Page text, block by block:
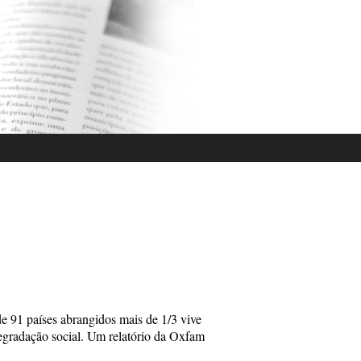
91 países abrangidos mais de 1/3 vive
social. Um relatório da Oxfam